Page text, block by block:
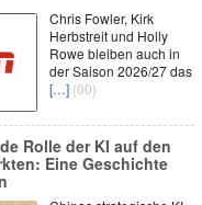
Chris Fowler, Kirk
Herbstreit und Holly
Rowe bleiben auch in
der Saison 2026/27 das
[…] (00)
Rolle der KI auf den
Eine Geschichte